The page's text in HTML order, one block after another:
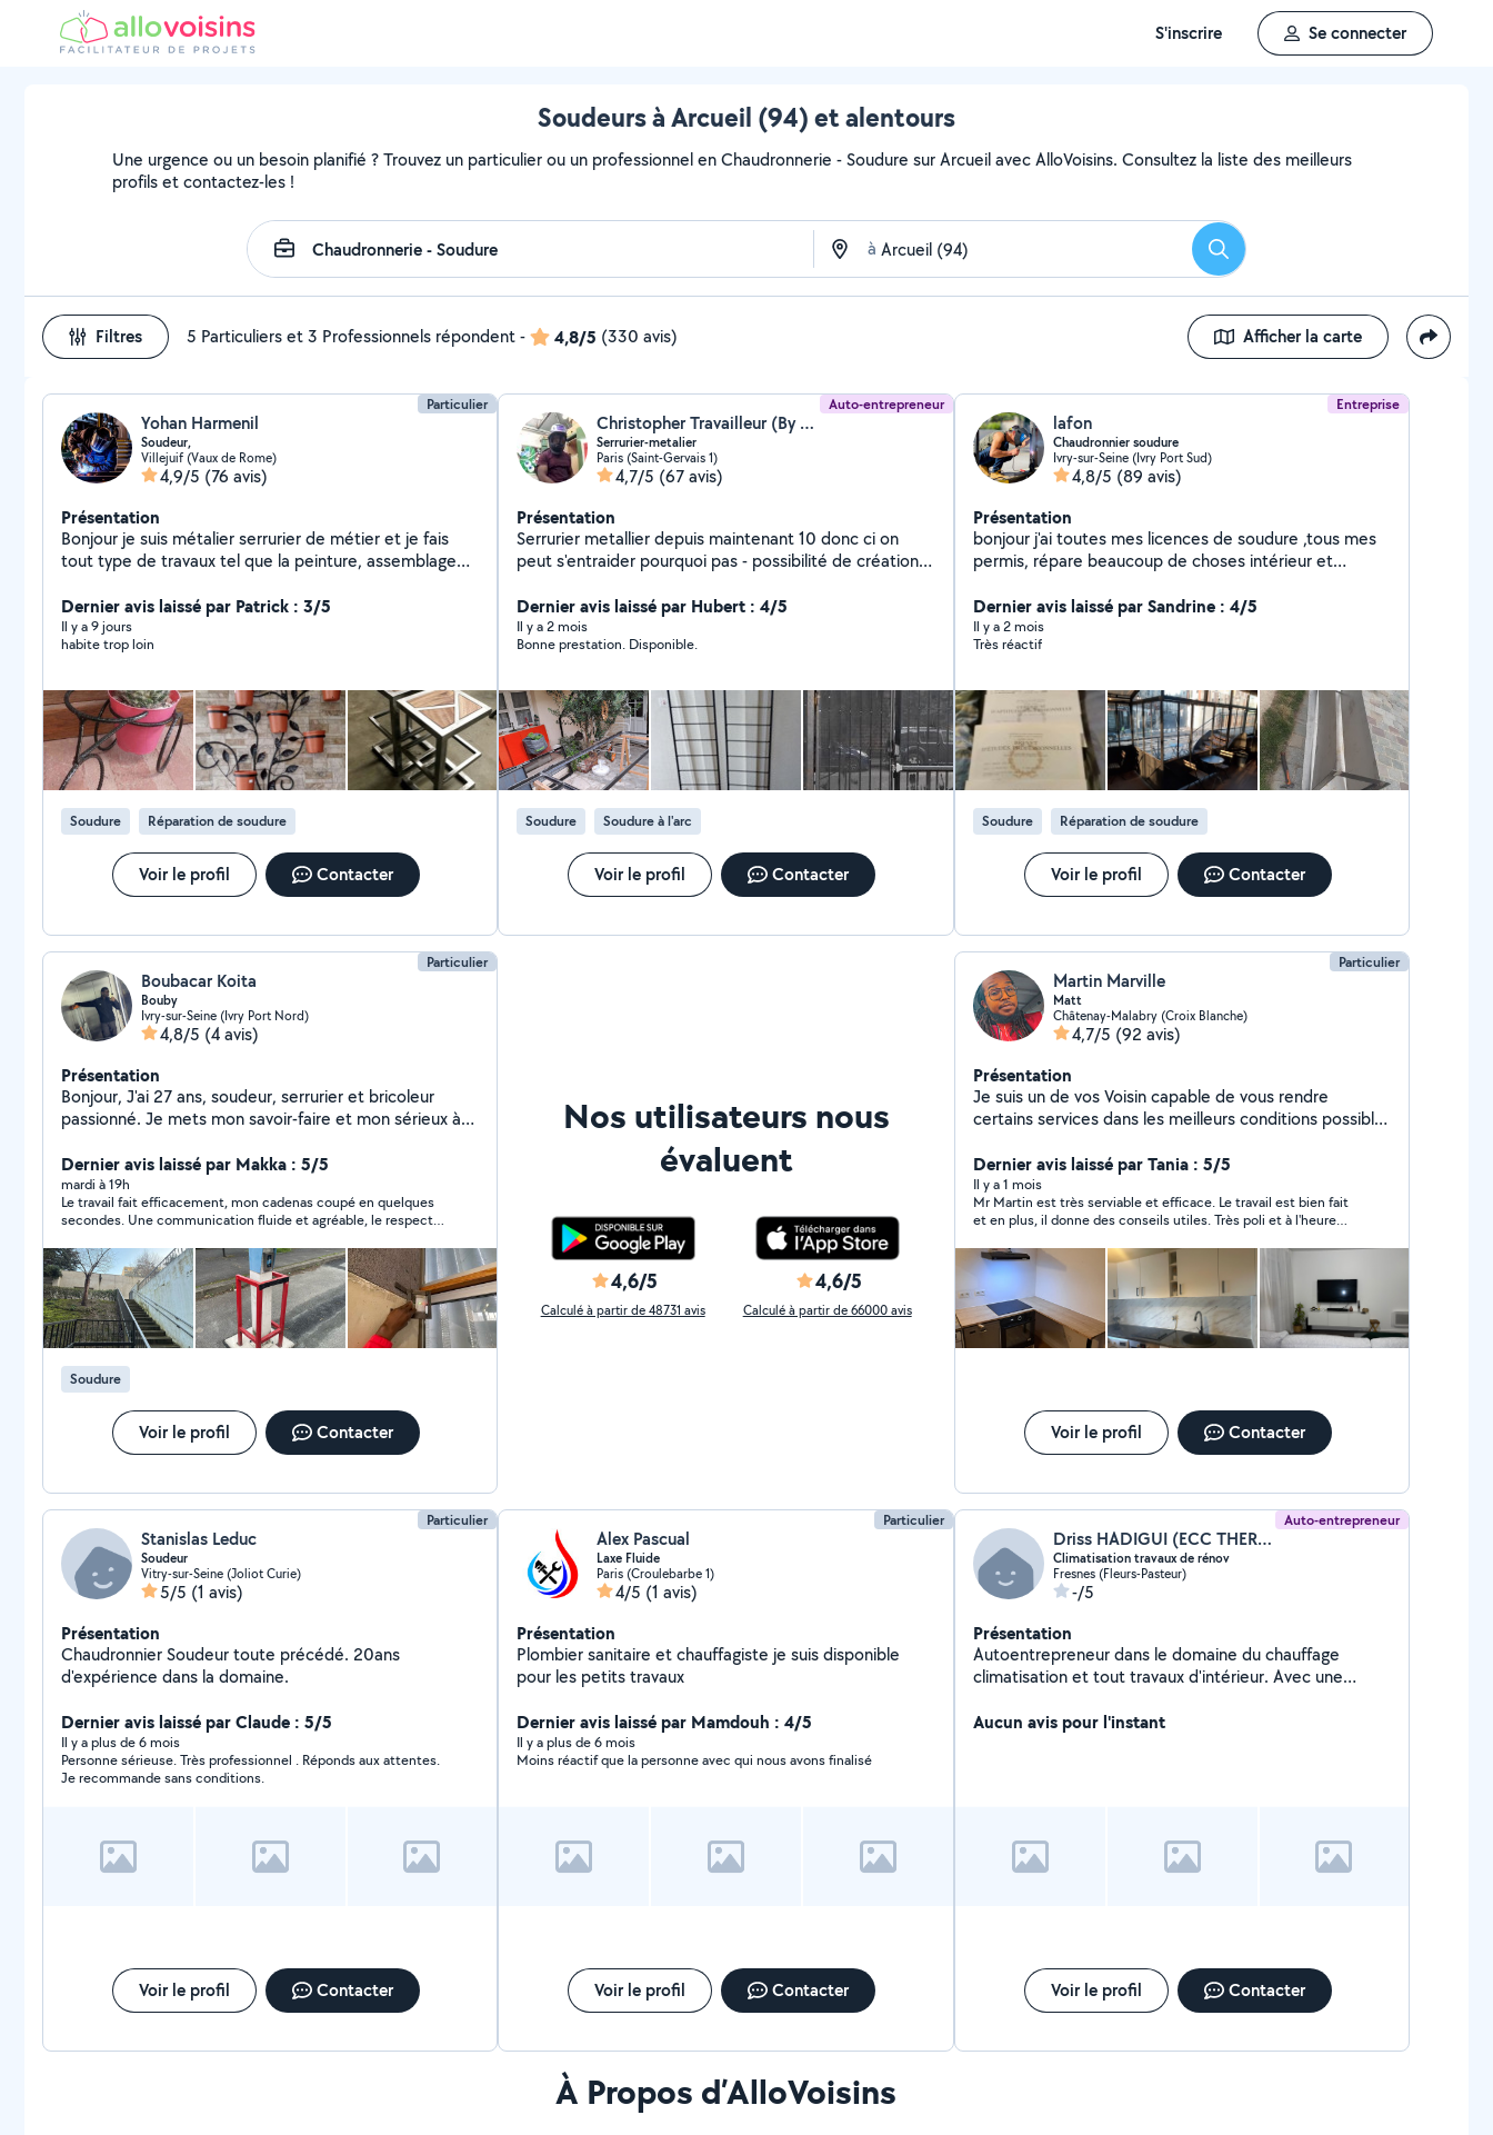
S'inscrire Se connecter
Soudeurs à Arcueil (94) et alentours
Une urgence ou un besoin planifié ? Trouvez un particulier ou un professionnel en Chaudronnerie - Soudure sur Arcueil avec AlloVoisins. Consultez la liste des meilleurs
profils et contactez-les !
à Rechercher
Filtres 5 Particuliers et 3 Professionnels répondent- 4,8/5 (330 avis) Afficher la carte
Particulier
Yohan Harmenil
Soudeur,
Villejuif (Vaux de Rome)
4,9/5 (76 avis)
Présentation
Bonjour je suis métalier serrurier de métier et je fais
tout type de travaux tel que la peinture, assemblage
Dernier avis laissé par Patrick : 3/5
Il y a 9 jours
habite trop loin
Soudure Réparation de soudure
Voir le profil Contacter
Auto-entrepreneur
Christopher Travailleur (By Krys)
Serrurier-metalier
Paris (Saint-Gervais 1)
4,7/5 (67 avis)
Présentation
Serrurier metallier depuis maintenant 10 donc ci on
peut s'entraider pourquoi pas - possibilité de création
Dernier avis laissé par Hubert : 4/5
Il y a 2 mois
Bonne prestation. Disponible.
Soudure Soudure à l'arc
Voir le profil Contacter
Entreprise
lafon
Chaudronnier soudure
Ivry-sur-Seine (Ivry Port Sud)
4,8/5 (89 avis)
Présentation
bonjour j'ai toutes mes licences de soudure ,tous mes
permis, répare beaucoup de choses intérieur et
avec mon poste a souder .cordialement yannick
Dernier avis laissé par Sandrine : 4/5
Il y a 2 mois
Très réactif
Soudure Réparation de soudure
Voir le profil Contacter
Particulier
Boubacar Koita
Bouby
Ivry-sur-Seine (Ivry Port Nord)
4,8/5 (4 avis)
Présentation
Bonjour, J'ai 27 ans, soudeur, serrurier et bricoleur
passionné. Je mets mon savoir-faire et mon sérieux à
avec efficacité et soin. Disponible et réactif, n'hésitez
pas à me contacter par SMS pour toute demande
Dernier avis laissé par Makka : 5/5
mardi à 19h
Le travail fait efficacement, mon cadenas coupé en quelques
secondes. Une communication fluide et agréable, le respect
sympathique et un vrai pro. Je recommande fortement.
Soudure
Voir le profil Contacter
Nos utilisateurs nous
évaluent
4,6/5
Calculé à partir de 48731 avis
4,6/5
Calculé à partir de 66000 avis
Particulier
Martin Marville
Matt
Châtenay-Malabry (Croix Blanche)
4,7/5 (92 avis)
Présentation
Je suis un de vos Voisin capable de vous rendre
certains services dans les meilleurs conditions possible
Dernier avis laissé par Tania : 5/5
Il y a 1 mois
Mr Martin est très serviable et efficace. Le travail est bien fait
et en plus, il donne des conseils utiles. Très poli et à l'heure
Voir le profil Contacter
Particulier
Stanislas Leduc
Soudeur
Vitry-sur-Seine (Joliot Curie)
5/5 (1 avis)
Présentation
Chaudronnier Soudeur toute précédé. 20ans
d'expérience dans la domaine.
Dernier avis laissé par Claude : 5/5
Il y a plus de 6 mois
Personne sérieuse. Très professionnel . Réponds aux attentes.
Je recommande sans conditions.
Voir le profil Contacter
Particulier
Alex Pascual
Laxe Fluide
Paris (Croulebarbe 1)
4/5 (1 avis)
Présentation
Plombier sanitaire et chauffagiste je suis disponible
pour les petits travaux
Dernier avis laissé par Mamdouh : 4/5
Il y a plus de 6 mois
Moins réactif que la personne avec qui nous avons finalisé
Voir le profil Contacter
Auto-entrepreneur
Driss HADIGUI (ECC THERMIQUE)
Climatisation travaux de rénov
Fresnes (Fleurs-Pasteur)
-/5
Présentation
Autoentrepreneur dans le domaine du chauffage
climatisation et tout travaux d'intérieur. Avec une
Aucun avis pour l'instant
Voir le profil Contacter
À Propos d’AlloVoisins